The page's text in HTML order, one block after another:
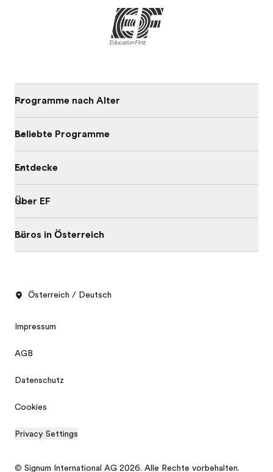
Programme nach Alter
Beliebte Programme
Entdecke
Über EF
Büros in Österreich
Österreich / Deutsch
Impressum
AGB
Datenschutz
Cookies
Privacy Settings
© Signum International AG 2026. Alle Rechte vorbehalten.